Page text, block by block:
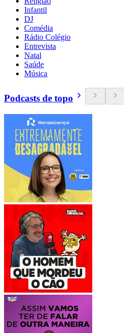
Infantil
DJ
Comédia
Rádio Colégio
Entrevista
Natal
Saúde
Música
Podcasts de topo